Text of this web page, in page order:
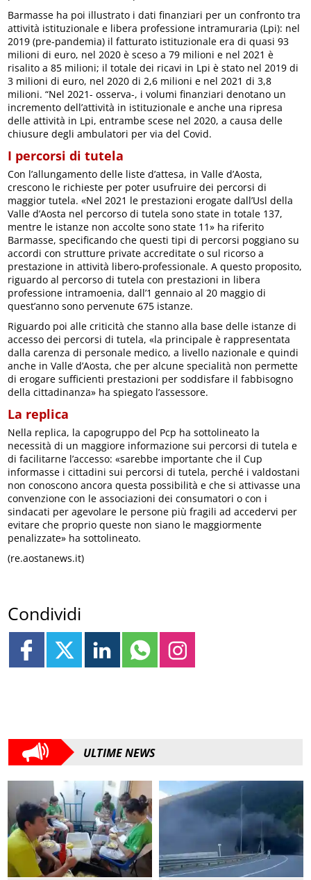
Barmasse ha poi illustrato i dati finanziari per un confronto tra
attività istituzionale e libera professione intramuraria (Lpi): nel
2019 (pre-pandemia) il fatturato istituzionale era di quasi 93
milioni di euro, nel 2020 è sceso a 79 milioni e nel 2021 è
risalito a 85 milioni; il totale dei ricavi in Lpi è stato nel 2019 di
3 milioni di euro, nel 2020 di 2,6 milioni e nel 2021 di 3,8
milioni. “Nel 2021- osserva-, i volumi finanziari denotano un
incremento dell’attività in istituzionale e anche una ripresa
delle attività in Lpi, entrambe scese nel 2020, a causa delle
chiusure degli ambulatori per via del Covid.
I percorsi di tutela
Con l’allungamento delle liste d’attesa, in Valle d’Aosta,
crescono le richieste per poter usufruire dei percorsi di
maggior tutela. «Nel 2021 le prestazioni erogate dall’Usl della
Valle d’Aosta nel percorso di tutela sono state in totale 137,
mentre le istanze non accolte sono state 11» ha riferito
Barmasse, specificando che questi tipi di percorsi poggiano su
accordi con strutture private accreditate o sul ricorso a
prestazione in attività libero-professionale. A questo proposito,
riguardo al percorso di tutela con prestazioni in libera
professione intramoenia, dall’1 gennaio al 20 maggio di
quest’anno sono pervenute 675 istanze.
Riguardo poi alle criticità che stanno alla base delle istanze di
accesso dei percorsi di tutela, «la principale è rappresentata
dalla carenza di personale medico, a livello nazionale e quindi
anche in Valle d’Aosta, che per alcune specialità non permette
di erogare sufficienti prestazioni per soddisfare il fabbisogno
della cittadinanza» ha spiegato l’assessore.
La replica
Nella replica, la capogruppo del Pcp ha sottolineato la
necessità di un maggiore informazione sui percorsi di tutela e
di facilitarne l’accesso: «sarebbe importante che il Cup
informasse i cittadini sui percorsi di tutela, perché i valdostani
non conoscono ancora questa possibilità e che si attivasse una
convenzione con le associazioni dei consumatori o con i
sindacati per agevolare le persone più fragili ad accedervi per
evitare che proprio queste non siano le maggiormente
penalizzate» ha sottolineato.
(re.aostanews.it)
Condividi
ULTIME NEWS